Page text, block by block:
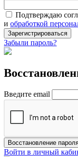
Подтверждаю
и обработкой
Зарегистрироваться
Забыли пароль?
Введите email
Восстановление
Войти в личный